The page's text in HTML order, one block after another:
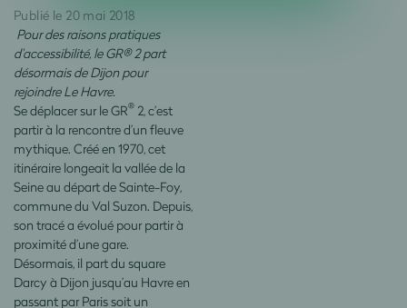
Publié le 20 mai 2018
Pour des raisons pratiques
d’accessibilité, le GR® 2 part
désormais de Dijon pour
rejoindre Le Havre.
Se déplacer sur le GR® 2, c’est
partir à la rencontre d’un fleuve
mythique. Créé en 1970, cet
itinéraire longeait la vallée de la
Seine au départ de Sainte-Foy,
commune du Val Suzon. Depuis,
son tracé a évolué pour partir à
proximité d’une gare.
Désormais, il part du square
Darcy à Dijon jusqu’au Havre en
passant par Paris soit un